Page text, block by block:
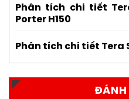
Phân tích chi tiết
Porter H150
Phân tích chi tiết Tera
ĐÁNH